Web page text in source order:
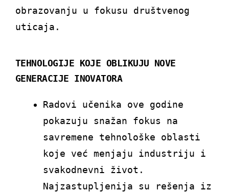
obrazovanju u fokusu društvenog
uticaja.
TEHNOLOGIJE KOJE OBLIKUJU NOVE
GENERACIJE INOVATORA
Radovi učenika ove godine
pokazuju snažan fokus na
savremene tehnološke oblasti
koje već menjaju industriju i
svakodnevni život.
Najzastupljenija su rešenja iz